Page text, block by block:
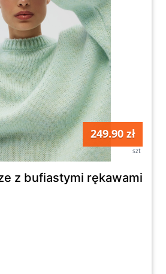
249.90 zł
szt
z bufiastymi rękawami w